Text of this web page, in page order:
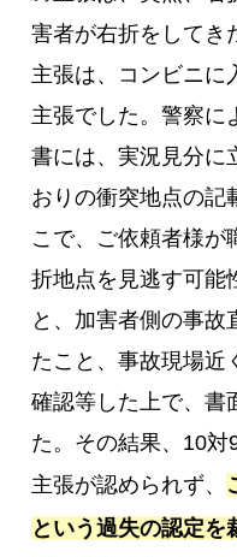
害者が右折をしてき
主張は、コンビニに
主張でした。警察に
書には、実況見分に
おりの衝突地点の記
こで、ご依頼者様が
折地点を見逃す可能
と、加害者側の事故
たこと、事故現場近
確認等した上で、書
た。その結果、10
主張が認められず、
という過失の認定を